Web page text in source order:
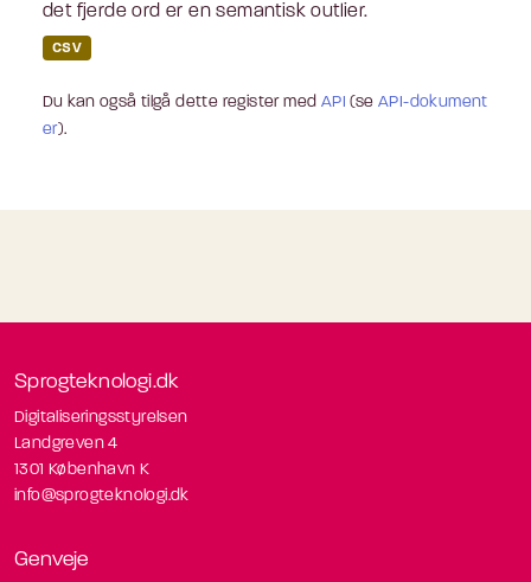
det fjerde ord er en semantisk outlier.
CSV
Du kan også tilgå dette register med API (seAPI-dokument
er).
Sprogteknologi.dk
Digitaliseringsstyrelsen
Landgreven 4
1301 København K
info@sprogteknologi.dk
Genveje